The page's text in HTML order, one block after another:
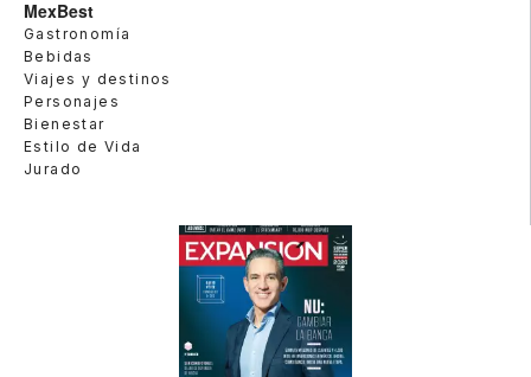
MexBest
Gastronomía
Bebidas
Viajes y destinos
Personajes
Bienestar
Estilo de Vida
Jurado